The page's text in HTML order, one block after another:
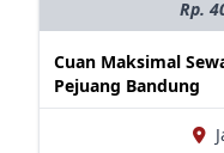
Rp.
Cuan Maksimal
Pejuang Bandung